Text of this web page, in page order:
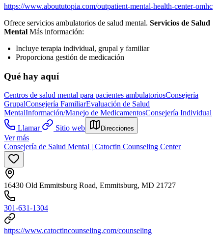
https://www.aboututopia.com/outpatient-mental-health-center-omhc
Ofrece servicios ambulatorios de salud mental. Servicios de Salud
Mental Más información:
Incluye terapia individual, grupal y familiar
Proporciona gestión de medicación
Qué hay aquí
Centros de salud mental para pacientes ambulatoriosConsejería
GrupalConsejería FamiliarEvaluación de Salud
MentalInformación/Manejo de MedicamentosConsejería Individual
Llamar
Sitio web Direcciones
Ver más
Consejería de Salud Mental | Catoctin Counseling Center
16430 Old Emmitsburg Road, Emmitsburg, MD 21727
301-631-1304
https://www.catoctincounseling.com/counseling